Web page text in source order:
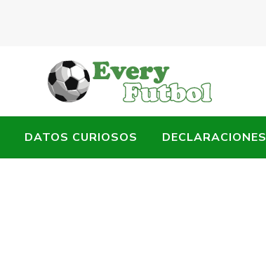
DATOS CURIOSOS DECLARACIONES